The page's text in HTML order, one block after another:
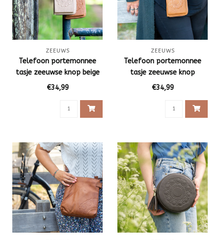
ZEEUWS
Telefoon portemonnee
tasje zeeuwse knop beige
€34,99
ZEEUWS
Telefoon portemonnee
tasje zeeuwse knop
€34,99